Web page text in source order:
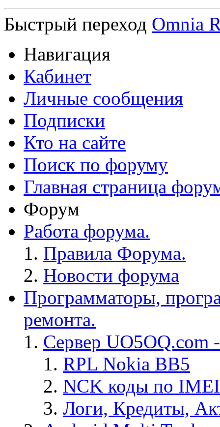
Быстрый переход Omnia
Навигация
Кабинет
Личные сообщения
Подписки
Кто на сайте
Поиск по форуму
Главная страница
Форум
Работа форума.
Правила Форума.
Новости форума
Программаторы,
ремонта.
Сервер
RPL Nokia BB5
NCK коды по IMEI
Логи, Кредиты,